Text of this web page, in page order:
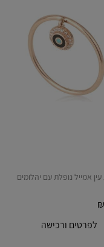
אמייל נופלת עם יהלומים
₪
לפרטים ורכישה